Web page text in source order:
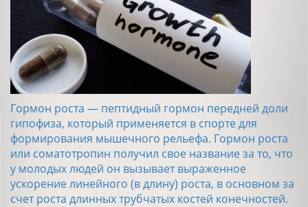
Гормон роста — пептидный гормон передней доли
гипофиза, который применяется в спорте для
формирования мышечного рельефа. Гормон роста
или соматотропин получил свое название за то, что
у молодых людей он вызывает выраженное
ускорение линейного (в длину) роста, в основном за
счет роста длинных трубчатых костей конечностей.